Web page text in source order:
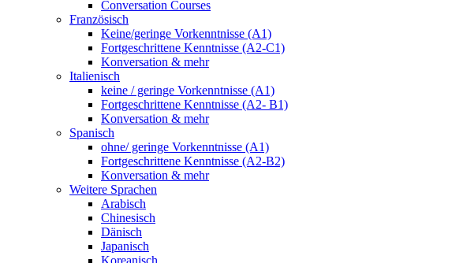
Conversation Courses
Französisch
Keine/geringe Vorkenntnisse (A1)
Fortgeschrittene Kenntnisse (A2-C1)
Konversation & mehr
Italienisch
keine / geringe Vorkenntnisse (A1)
Fortgeschrittene Kenntnisse (A2- B1)
Konversation & mehr
Spanisch
ohne/ geringe Vorkenntnisse (A1)
Fortgeschrittene Kenntnisse (A2-B2)
Konversation & mehr
Weitere Sprachen
Arabisch
Chinesisch
Dänisch
Japanisch